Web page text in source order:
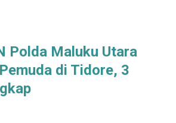
Polda Maluku Utara
di Tidore, 3